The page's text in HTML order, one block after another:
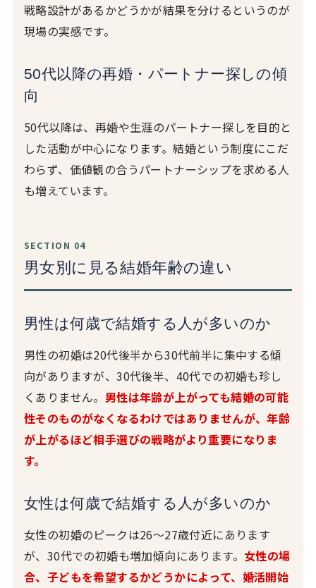
戦略設計があるかどうかが結果を分けるというのが
現場の実感です。
50代以降の再婚・パートナー探しの傾
向
50代以降は、再婚や生涯のパートナー探しを目的と
した活動が中心になります。結婚という制度にこだ
わらず、価値観の合うパートナーシップを求める人
も増えています。
SECTION 04
男女別に見る結婚年齢の違い
男性は何歳で結婚する人が多いのか
男性の初婚は20代後半から30代前半に集中する傾
向がありますが、30代後半、40代での初婚も珍し
くありません。 男性は年齢が上がっても結婚の可能
性そのものがなくなるわけではありませんが、年齢
が上がるほど相手選びの戦略がより重要になりま
す。
女性は何歳で結婚する人が多いのか
女性の初婚のピークは26〜27歳付近にあります
が、30代での初婚も増加傾向にあります。 女性の場
合、子どもを希望するかどうかによって、婚活開始